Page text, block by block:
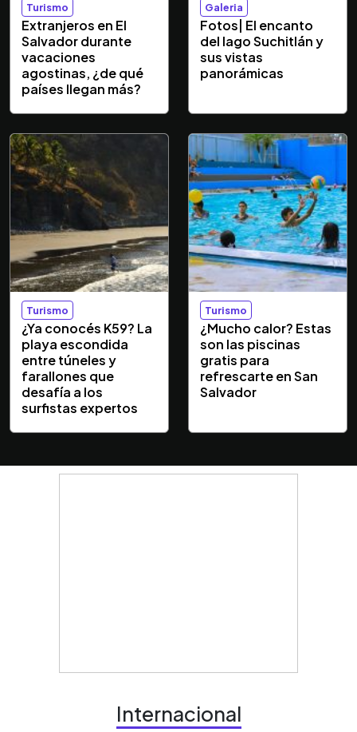
Turismo
Extranjeros en El
Salvador durante
vacaciones
agostinas, ¿de qué
países llegan más?
Galeria
Fotos| El encanto
del lago Suchitlán y
sus vistas
panorámicas
Turismo
¿Ya conocés K59? La
playa escondida
entre túneles y
farallones que
desafía a los
surfistas expertos
Turismo
¿Mucho calor? Estas
son las piscinas
gratis para
refrescarte en San
Salvador
Internacional